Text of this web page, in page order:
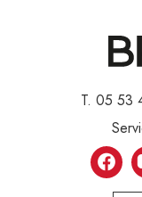
T. 05 53